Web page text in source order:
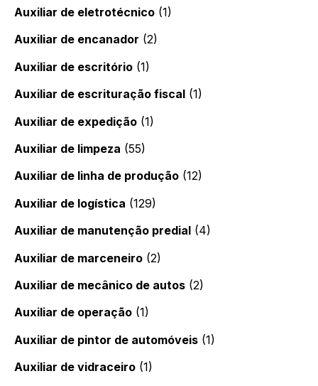
Auxiliar de eletrotécnico (1)
Auxiliar de encanador (2)
Auxiliar de escritório (1)
Auxiliar de escrituração fiscal (1)
Auxiliar de expedição (1)
Auxiliar de limpeza (55)
Auxiliar de linha de produção (12)
Auxiliar de logística (129)
Auxiliar de manutenção predial (4)
Auxiliar de marceneiro (2)
Auxiliar de mecânico de autos (2)
Auxiliar de operação (1)
Auxiliar de pintor de automóveis (1)
Auxiliar de vidraceiro (1)